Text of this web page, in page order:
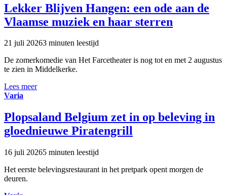
Lekker Blijven Hangen: een ode aan de
Vlaamse muziek en haar sterren
21 juli 20263 minuten leestijd
De zomerkomedie van Het Farcetheater is nog tot en met 2 augustus
te zien in Middelkerke.
Lees meer
Varia
Plopsaland Belgium zet in op beleving in
gloednieuwe Piratengrill
16 juli 20265 minuten leestijd
Het eerste belevingsrestaurant in het pretpark opent morgen de
deuren.